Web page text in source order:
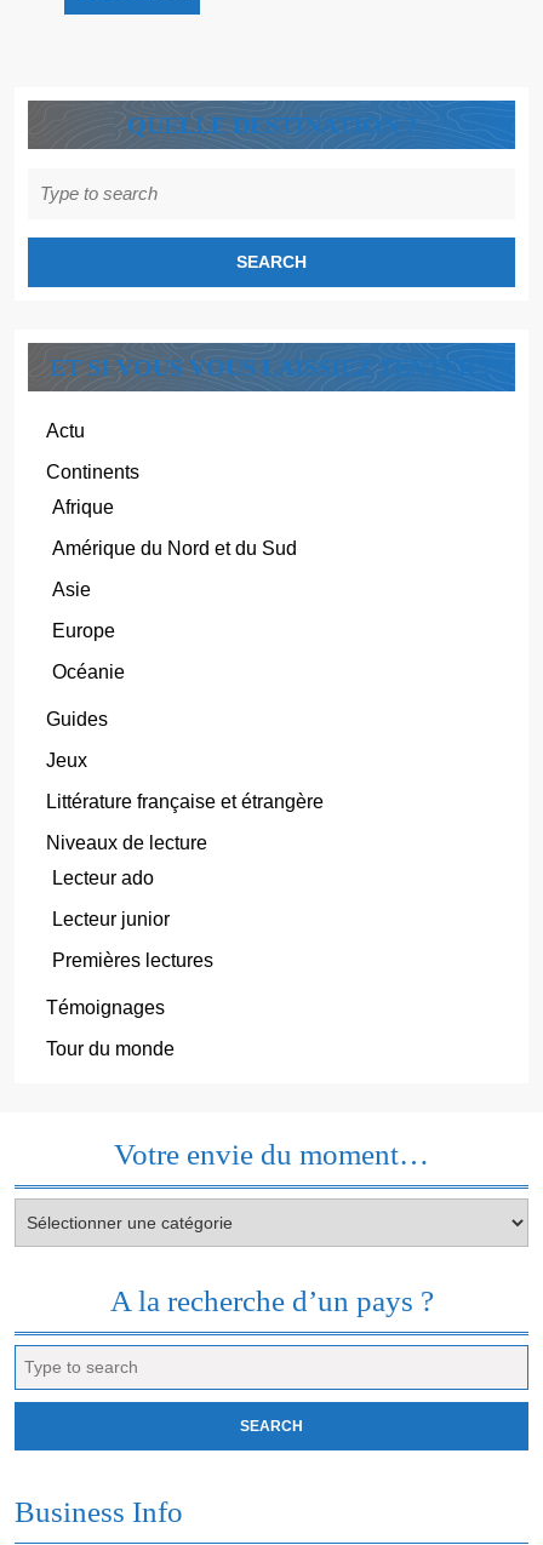
Découvre
QUELLE DESTINATION ?
for:
ET SI VOUS VOUS LAISSIEZ TENTER ?
Actu
Continents
Afrique
Amérique du Nord et du Sud
Asie
Europe
Océanie
Guides
Jeux
Littérature française et étrangère
Niveaux de lecture
Lecteur ado
Lecteur junior
Premières lectures
Témoignages
Tour du monde
Votre envie du moment…
envie
A la recherche d’un pays ?
for:
Business Info